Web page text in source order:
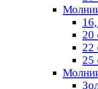
20
22
25